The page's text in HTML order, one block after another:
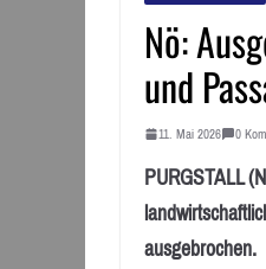
Nö:
und
11. Mai 2026 0
PURGSTALL
ausgebrochen.